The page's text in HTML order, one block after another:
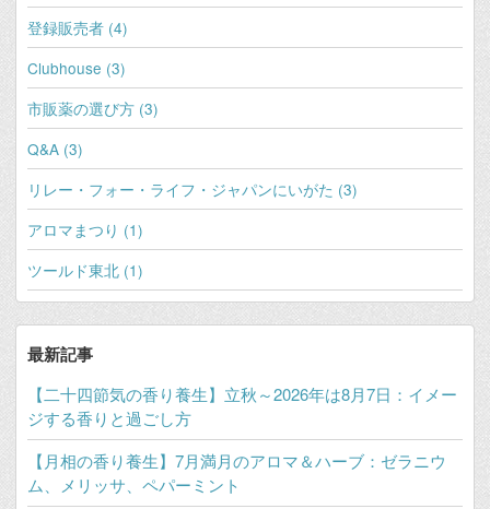
登録販売者 (4)
Clubhouse (3)
市販薬の選び方 (3)
Q&A (3)
リレー・フォー・ライフ・ジャパンにいがた (3)
アロマまつり (1)
ツールド東北 (1)
最新記事
【二十四節気の香り養生】立秋～2026年は8月7日：イメー
ジする香りと過ごし方
【月相の香り養生】7月満月のアロマ＆ハーブ：ゼラニウ
ム、メリッサ、ペパーミント